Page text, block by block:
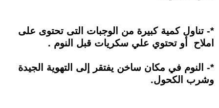
*- تناول كمية كبيرة من الوجبات التى تحتوى على
املاح أو تحتوي علي سكريات قبل النوم .
*- النوم في مكان ساخن يفتقر إلى التهوية الجيدة
وشرب الكحول.